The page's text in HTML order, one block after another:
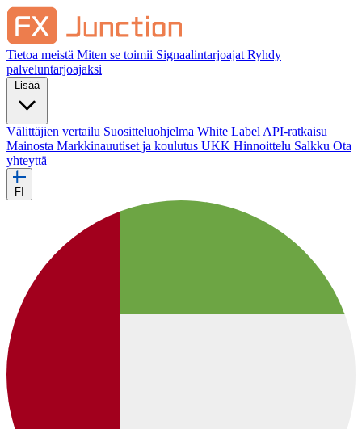
Tietoa meistä Miten se toimii Signaalintarjoajat Ryhdy
palveluntarjoajaksi
Lisää
Välittäjien vertailu Suositteluohjelma White Label API-ratkaisu
Mainosta Markkinauutiset ja koulutus UKK Hinnoittelu Salkku Ota
yhteyttä
FI